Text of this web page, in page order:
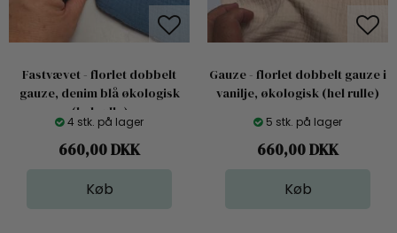
Fastvævet - florlet dobbelt
gauze, denim blå økologisk
(hel rulle)
4 stk. på lager
660,00DKK
Gauze - florlet dobbelt gauze i
vanilje, økologisk (hel rulle)
5 stk. på lager
660,00DKK